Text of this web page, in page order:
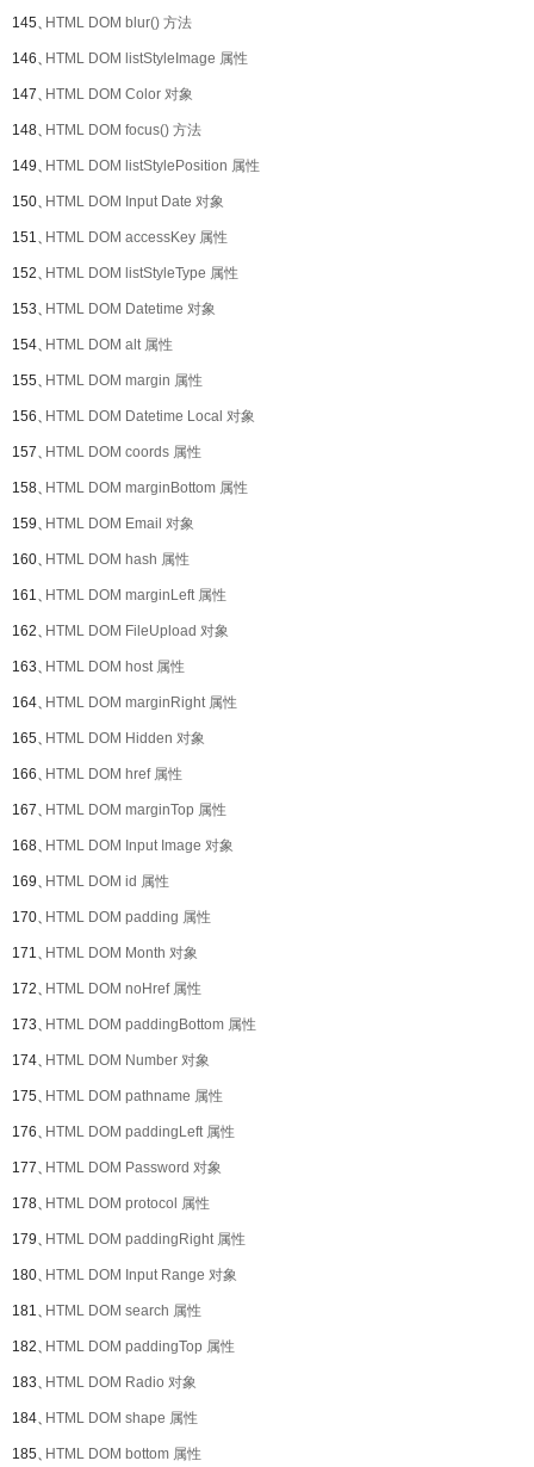
145、HTML DOM blur() 方法
146、HTML DOM listStyleImage 属性
147、HTML DOM Color 对象
148、HTML DOM focus() 方法
149、HTML DOM listStylePosition 属性
150、HTML DOM Input Date 对象
151、HTML DOM accessKey 属性
152、HTML DOM listStyleType 属性
153、HTML DOM Datetime 对象
154、HTML DOM alt 属性
155、HTML DOM margin 属性
156、HTML DOM Datetime Local 对象
157、HTML DOM coords 属性
158、HTML DOM marginBottom 属性
159、HTML DOM Email 对象
160、HTML DOM hash 属性
161、HTML DOM marginLeft 属性
162、HTML DOM FileUpload 对象
163、HTML DOM host 属性
164、HTML DOM marginRight 属性
165、HTML DOM Hidden 对象
166、HTML DOM href 属性
167、HTML DOM marginTop 属性
168、HTML DOM Input Image 对象
169、HTML DOM id 属性
170、HTML DOM padding 属性
171、HTML DOM Month 对象
172、HTML DOM noHref 属性
173、HTML DOM paddingBottom 属性
174、HTML DOM Number 对象
175、HTML DOM pathname 属性
176、HTML DOM paddingLeft 属性
177、HTML DOM Password 对象
178、HTML DOM protocol 属性
179、HTML DOM paddingRight 属性
180、HTML DOM Input Range 对象
181、HTML DOM search 属性
182、HTML DOM paddingTop 属性
183、HTML DOM Radio 对象
184、HTML DOM shape 属性
185、HTML DOM bottom 属性